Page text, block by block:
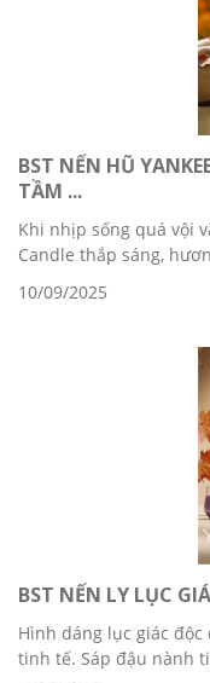
BST NẾN HŨ
TẦM ...
Khi nhịp sống quá vội
Candle thắp sáng,
10/09/2025
BST NẾN LY LỤC
Hình dáng lục giác
tinh tế. Sáp đậu nành